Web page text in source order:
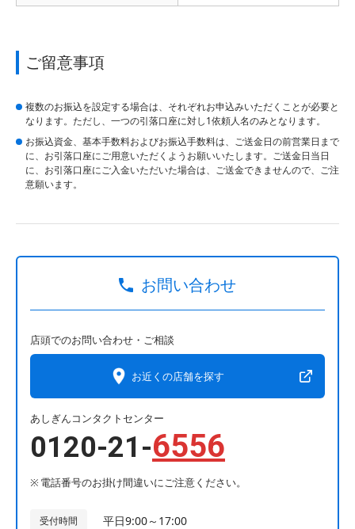
ご留意事項
複数のお振込を設定する場合は、それぞれお申込みいただくことが必要と
なります。ただし、一つの引落口座に対し1依頼人名のみとなります。
お振込資金、基本手数料およびお振込手数料は、ご送金日の前営業日まで
に、お引落口座にご用意いただくようお願いいたします。ご送金日当日
に、お引落口座にご入金いただいた場合は、ご送金できませんので、ご注
意願います。
お問い合わせ
店頭でのお問い合わせ・ご相談
お近くの店舗を探す
あしぎんコンタクトセンター
0120-21-6556
電話番号のお掛け間違いにご注意ください。
受付時間
平日9:00～17:00